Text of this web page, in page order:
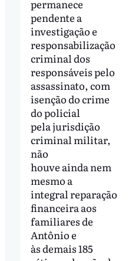
permanece
pendente a
investigação e
responsabilização
criminal dos
responsáveis pelo
assassinato, com
isenção do crime
do policial
pela jurisdição
criminal militar,
não
houve ainda nem
mesmo a
integral reparação
financeira aos
familiares de
Antônio e
às demais 185